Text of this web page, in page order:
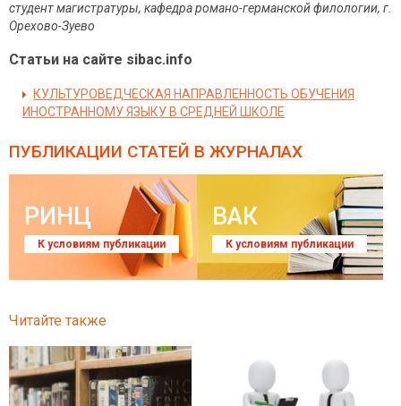
студентмагистратуры, кафедра романо-германской филологии, г.
Орехово-Зуево
Статьи на сайте sibac.info
КУЛЬТУРОВЕДЧЕСКАЯ НАПРАВЛЕННОСТЬ ОБУЧЕНИЯ
ИНОСТРАННОМУ ЯЗЫКУ В СРЕДНЕЙ ШКОЛЕ
ПУБЛИКАЦИИ СТАТЕЙ В ЖУРНАЛАХ
РИНЦ
К условиям публикации
ВАК
К условиям публикации
Читайте также